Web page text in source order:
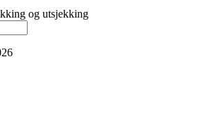
og utsjekking